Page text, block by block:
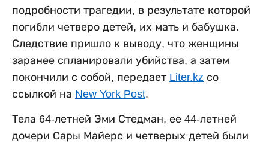
подробности трагедии, в результате которой
погибли четверо детей, их мать и бабушка.
Следствие пришло к выводу, что женщины
заранее спланировали убийства, а затем
покончили с собой, передает Liter.kz со
ссылкой на New York Post.
Тела 64-летней Эми Стедман, ее 44-летней
дочери Сары Майерс и четверых детей были